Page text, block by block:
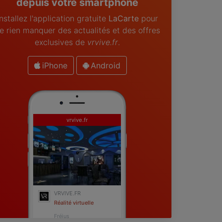
l'application gratuite LaCartepour
rien manquer des actualités et des offres
exclusives de vrvive.fr.
iPhone Android
vrvive.fr
VRVIVE.FR
Réalité virtuelle
Fréjus